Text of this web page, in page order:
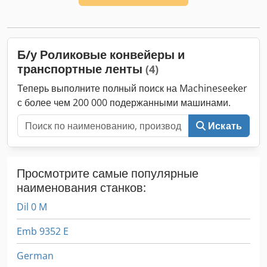
Б/у Роликовые конвейеры и
транспортные ленты (4)
Теперь выполните полный поиск на Machineseeker
с более чем 200 000 подержанными машинами.
Искать
Просмотрите самые популярные
наименования станков:
Dil 0 M
Emb 9352 E
German